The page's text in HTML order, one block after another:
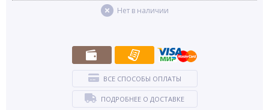
Нет в наличии
ВСЕ СПОСОБЫ ОПЛАТЫ
ПОДРОБНЕЕ О ДОСТАВКЕ